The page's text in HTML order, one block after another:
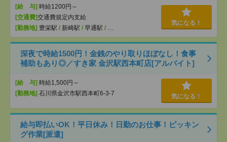
[給 与] 時給1200円～
[交通費]交通費規定内支給
[勤務地] 豊栄駅 / 新崎駅 / 早通駅 / …
気になる！
深夜で時給1500円！金銭のやり取りほぼなし！食事
補助もあり◎／すき家 金沢駅西本町店[アルバイト]
[給 与] 時給1,500円～
[勤務地] 石川県金沢市駅西本町6-3-7 気になる！
給与即払いOK！平日休み！日勤のお仕事！ピッキン
グ作業[派遣]